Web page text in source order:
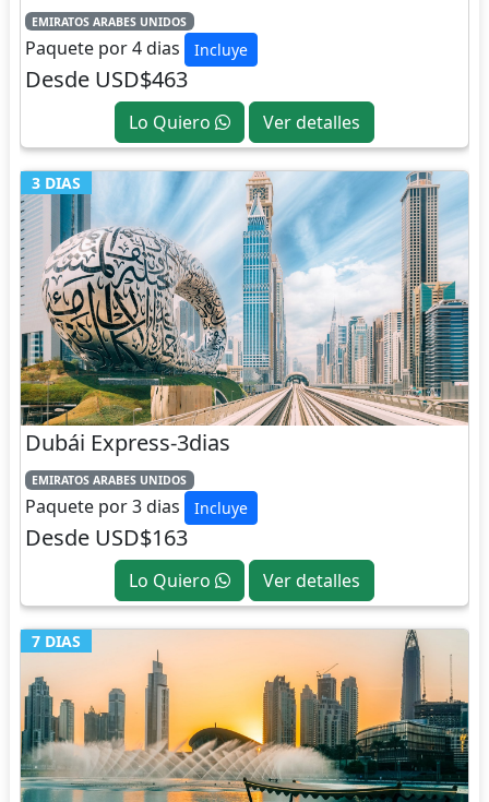
EMIRATOS ARABES UNIDOS
Paquete por 4 dias Incluye
Desde USD$463
Lo Quiero Ver detalles
3 DIAS
Dubái Express-3dias
EMIRATOS ARABES UNIDOS
Paquete por 3 dias Incluye
Desde USD$163
Lo Quiero Ver detalles
7 DIAS